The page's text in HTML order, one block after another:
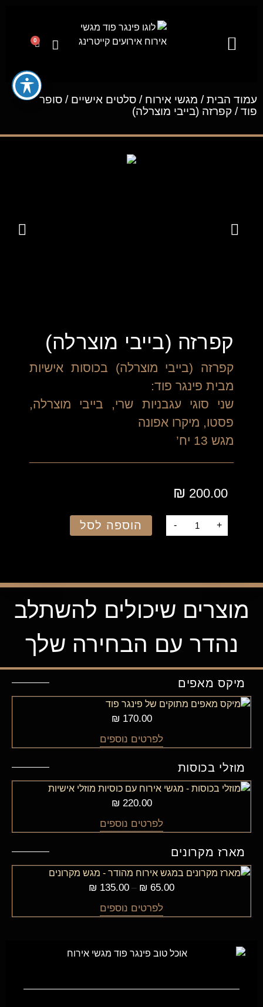
0
עמוד הבית/ מגשי אירוח / סלטים אישיים / סופר
פוד/ קפרזה (בייבי מוצרלה)
קפרזה (בייבי מוצרלה)
קפרזה (בייבי מוצרלה) בכוסות אישיות
מבית פינגר פוד:
שני סוגי עגבניות שרי, בייבי מוצרלה,
פסטו, מיקרו אפונה
מגש 13 יח’
₪ 200.00
- + הוספה לסל
מוצרים שיכולים להשתלב
נהדר עם הבחירה שלך
מיקס מאפים
₪ 170.00
לפרטים נוספים
מוזלי בכוסות
₪ 220.00
לפרטים נוספים
מארז מקרונים
₪ 65.00
–
₪ 135.00
לפרטים נוספים